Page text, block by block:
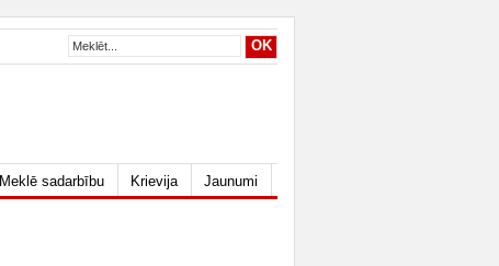
Meklē sadarbību Krievija Jaunumi